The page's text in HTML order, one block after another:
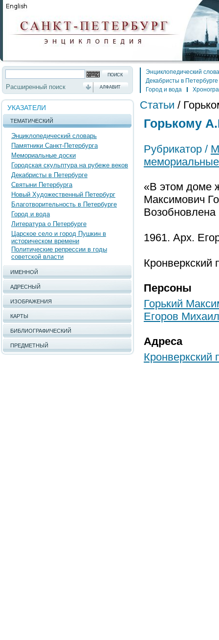
Расширенный поиск АЛФАВИТ
УКАЗАТЕЛИ
ТЕМАТИЧЕСКИЙ
Энциклопедический словарь
Памятники Санкт-Петербурга
Мемориальные доски
Городская скульптура на рубеже веков
Декабристы в Петербурге
Святыни Петербурга
Новый Художественный Петербург
Благотворительность в Петербурге
Город и вода
Литература о Петербурге
Царское село и город Пушкин в
историческом времени
Политические репрессии в годы
советской власти
ИМЕННОЙ
АДРЕСНЫЙ
ИЗОБРАЖЕНИЯ
КАРТЫ
БИБЛИОГРАФИЧЕСКИЙ
ПРЕДМЕТНЫЙ
Энциклопедический
Декабристы в Петербурге
Город и вода
Статьи /
Горькому
Рубрикатор /
«В этом доме
Максимович
Возобновлена
1961. Арх.
Кронверкский
Персоны
Горький
Егоров
Адреса
Кронверкский